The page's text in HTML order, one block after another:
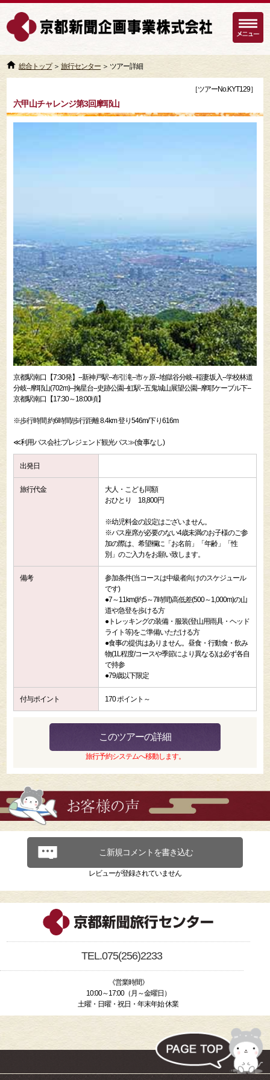
総合トップ＞旅行センター ＞ ツアー詳細
［ツアーNo.KYT129］
六甲山チャレンジ第3回摩耶山
京都駅南口【7:30発】--新神戸駅--布引滝--市ヶ原--地獄谷分岐--稲妻坂入--学校林道
分岐--摩耶山(702m)--掬星台--史跡公園--虹駅--五鬼城山展望公園--摩耶ケーブル下--
京都駅南口【17:30～18:00頃】
※歩行時間 約6時間/歩行距離 8.4km 登り546m/下り616m
≪利用バス会社:プレジェンド観光バス≫(食事なし)
出発日
旅行代金
大人・こども同額
おひとり 18,800円
※幼児料金の設定はございません。
※バス座席が必要のない4歳未満のお子様のご参
加の際は、希望欄に「お名前」「年齢」「性
別」のご入力をお願い致します。
備考
参加条件(当コースは中級者向けのスケジュール
です)
●7～11km(約5～7時間)高低差(500～1,000m)の山
道や急登を歩ける方
●トレッキングの装備・服装(登山用雨具・ヘッド
ライト等)をご準備いただける方
●食事の提供はありません。昼食・行動食・飲み
物(1L程度/コースや季節により異なる)は必ず各自
で持参
●79歳以下限定
付与ポイント 170 ポイント～
このツアーの詳細
旅行予約システムへ移動します。
こ新規コメントを書き込む
レビューが登録されていません
TEL.075(256)2233
《営業時間》
10:00～17:00（月～金曜日）
土曜・日曜・祝日・年末年始 休業